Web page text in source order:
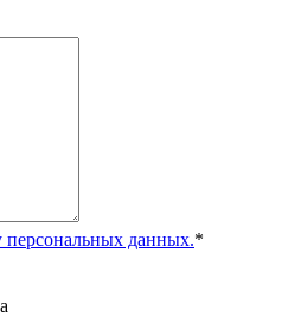
персональных данных.*